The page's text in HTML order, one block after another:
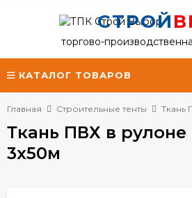
СТРОЙ
торгово-
КАТАЛОГ ТОВАРОВ
Главная Строительные тенты Ткань
Ткань ПВХ в рулоне
3х50м